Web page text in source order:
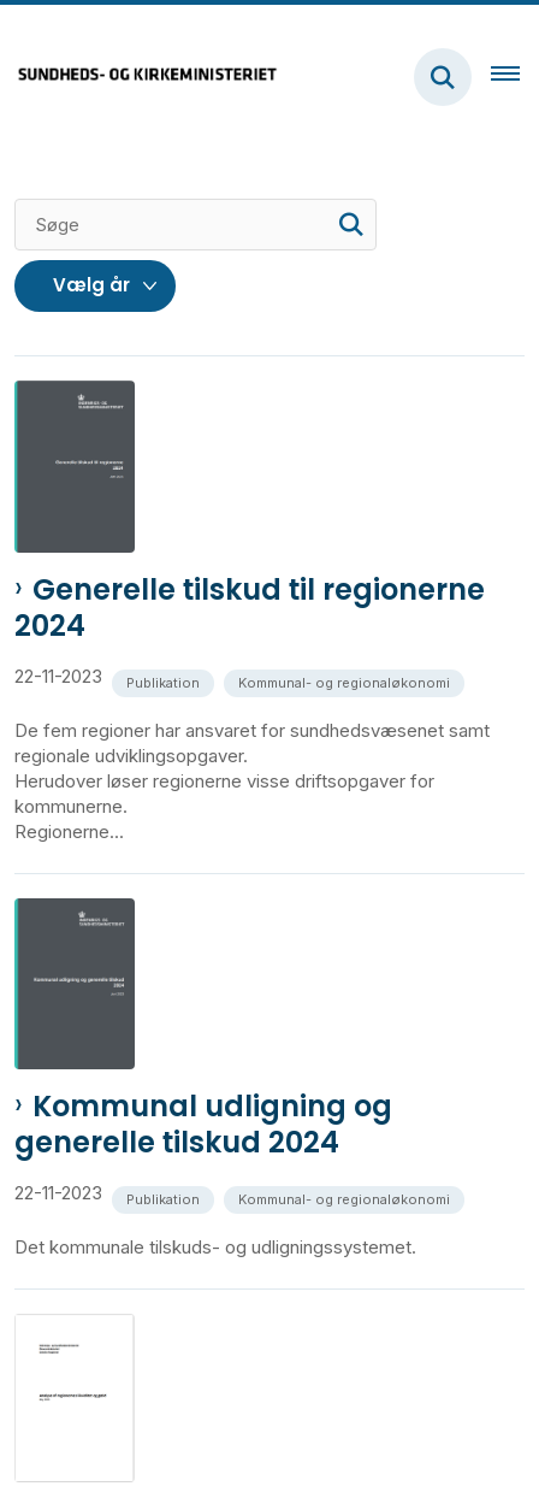
Generelle tilskud til regionerne
2024
22-11-2023 Publikation Kommunal- og regionaløkonomi
De fem regioner har ansvaret for sundhedsvæsenet samt
regionale udviklingsopgaver.
Herudover løser regionerne visse driftsopgaver for
kommunerne.
Regionerne...
Kommunal udligning og
generelle tilskud 2024
22-11-2023 Publikation Kommunal- og regionaløkonomi
Det kommunale tilskuds- og udligningssystemet.